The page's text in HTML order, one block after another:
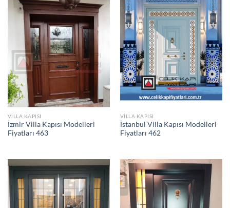
VILLA KAPISI
İzmir Villa Kapısı Modelleri
Fiyatları 463
VILLA KAPISI
İstanbul Villa Kapısı Modelleri
Fiyatları 462